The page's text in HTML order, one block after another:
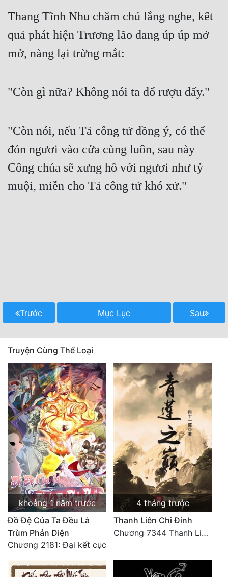
Thang Tĩnh Nhu chăm chú lắng nghe, kết
quả phát hiện Trương lão đang úp úp mở
mở, nàng lại trừng mắt:
"Còn gì nữa? Không nói ta đổ rượu đấy."
"Còn nói, nếu Tả công tử đồng ý, có thể
đón ngươi vào cửa cùng luôn, sau này
Công chúa sẽ xưng hô với ngươi như tỷ
muội, miễn cho Tả công tử khó xử."
Trước Mục Lục Sau
Truyện Cùng Thể Loại
khoảng 1 năm trước
Đồ Đệ Của Ta Đều Là
Trùm Phản Diện
Chương 2181: Đại kết cục
4 tháng trước
Thanh Liên Chi Đỉnh
Chương 7344 Thanh Liên đỉnh (Đại kết cục) (2) HẾT.